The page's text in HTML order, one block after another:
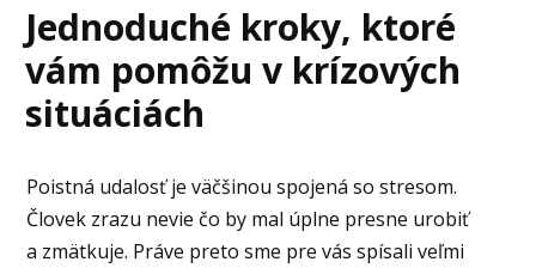
Jednoduché kroky, ktoré
vám pomôžu v krízových
situáciách
Poistná udalosť je väčšinou spojená so stresom.
Človek zrazu nevie čo by mal úplne presne urobiť
a zmätkuje. Práve preto sme pre vás spísali veľmi